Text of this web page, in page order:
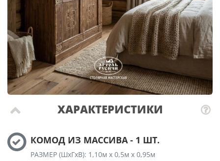
ХАРАКТЕРИСТИКИ
КОМОД ИЗ МАССИВА - 1 ШТ.
РАЗМЕР (ШхГхВ): 1,10м х 0,5м х 0,95м